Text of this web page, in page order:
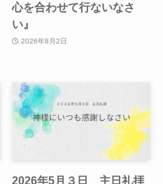
心を合わせて行ないなさ
い』
2026年8月2日
2026年5月３日 主日礼拝